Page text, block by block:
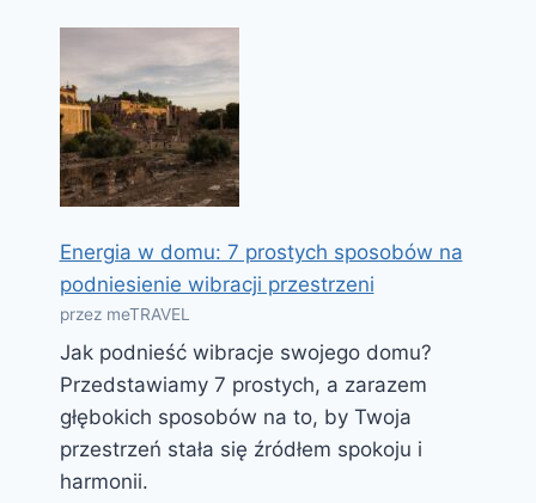
Energia w domu: 7 prostych sposobów na
podniesienie wibracji przestrzeni
przez meTRAVEL
Jak podnieść wibracje swojego domu?
Przedstawiamy 7 prostych, a zarazem
głębokich sposobów na to, by Twoja
przestrzeń stała się źródłem spokoju i
harmonii.